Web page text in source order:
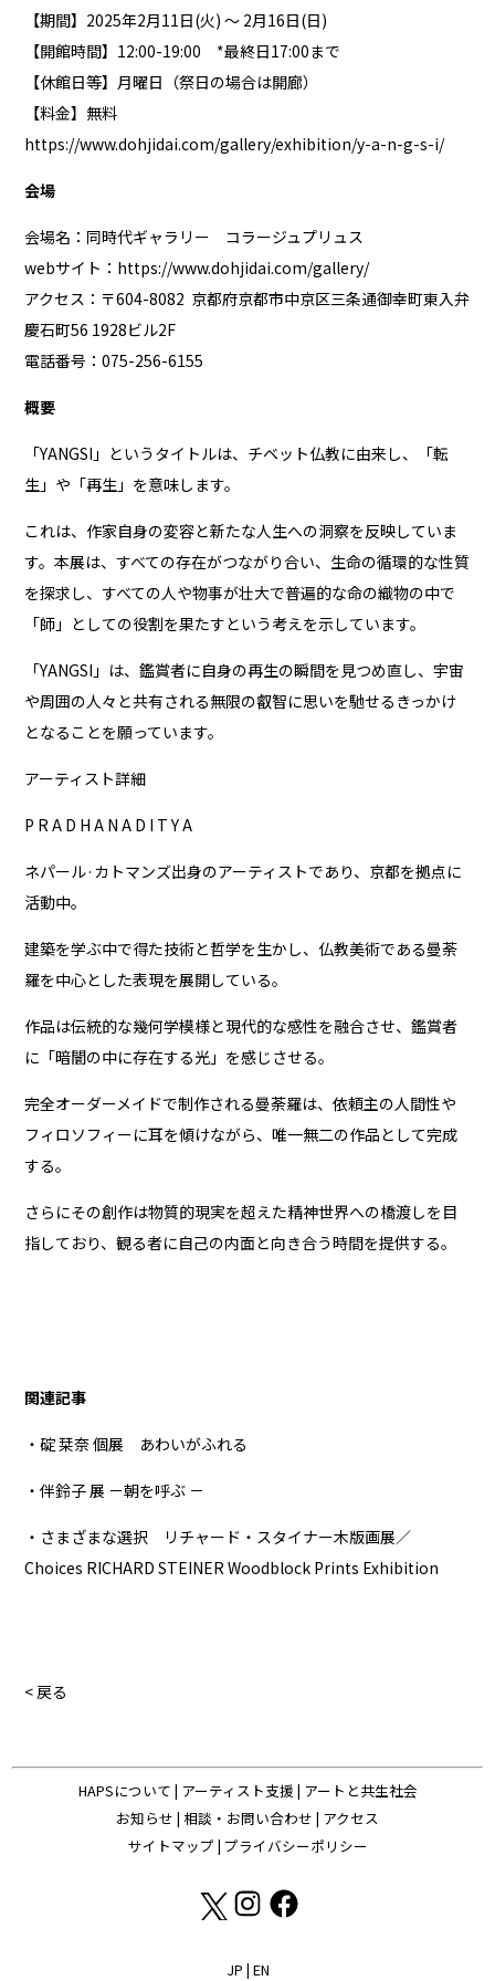
【期間】2025年2月11日(火) ～ 2月16日(日)
【開館時間】12:00-19:00 *最終日17:00まで
【休館日等】月曜日（祭日の場合は開廊）
【料金】無料
https://www.dohjidai.com/gallery/exhibition/y-a-n-g-s-i/
会場
会場名：同時代ギャラリー コラージュプリュス
webサイト： https://www.dohjidai.com/gallery/
アクセス：〒604-8082 京都府京都市中京区三条通御幸町東入弁
慶石町56 1928ビル2F
電話番号：075-256-6155
概要
「YANGSI」というタイトルは、チベット仏教に由来し、「転
生」や「再生」を意味します。
これは、作家自身の変容と新たな人生への洞察を反映していま
す。本展は、すべての存在がつながり合い、生命の循環的な性質
を探求し、すべての人や物事が壮大で普遍的な命の織物の中で
「師」としての役割を果たすという考えを示しています。
「YANGSI」は、鑑賞者に自身の再生の瞬間を見つめ直し、宇宙
や周囲の人々と共有される無限の叡智に思いを馳せるきっかけ
となることを願っています。
アーティスト詳細
P R A D H A N A D I T Y A
ネパール·カトマンズ出身のアーティストであり、京都を拠点に
活動中。
建築を学ぶ中で得た技術と哲学を生かし、仏教美術である曼荼
羅を中心とした表現を展開している。
作品は伝統的な幾何学模様と現代的な感性を融合させ、鑑賞者
に「暗闇の中に存在する光」を感じさせる。
完全オーダーメイドで制作される曼荼羅は、依頼主の人間性や
フィロソフィーに耳を傾けながら、唯一無二の作品として完成
する。
さらにその創作は物質的現実を超えた精神世界への橋渡しを目
指しており、観る者に自己の内面と向き合う時間を提供する。
関連記事
・碇 栞奈 個展 あわいがふれる
・伴鈴子 展 －朝を呼ぶ －
・さまざまな選択 リチャード・スタイナー木版画展／
Choices RICHARD STEINER Woodblock Prints Exhibition
< 戻る
HAPSについて | アーティスト支援 | アートと共生社会
お知らせ | 相談・お問い合わせ | アクセス
サイトマップ | プライバシーポリシー
JP | EN